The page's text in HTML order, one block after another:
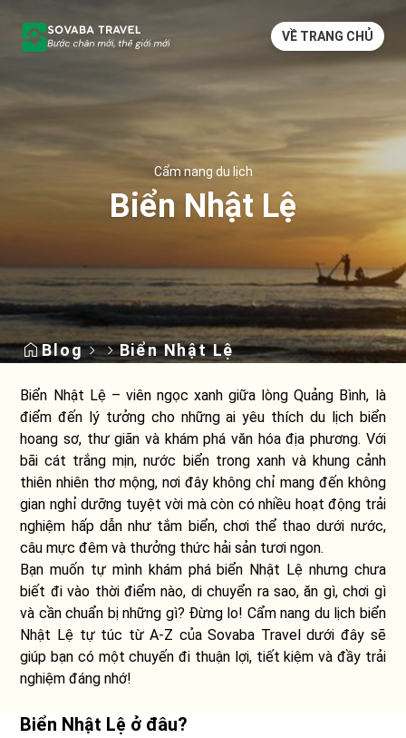
VỀ TRANG CHỦ
Cẩm nang du lịch
Biển Nhật Lệ
Blog Biển Nhật Lệ
Biển Nhật Lệ – viên ngọc xanh giữa lòng Quảng Bình, là
điểm đến lý tưởng cho những ai yêu thích du lịch biển
hoang sơ, thư giãn và khám phá văn hóa địa phương. Với
bãi cát trắng mịn, nước biển trong xanh và khung cảnh
thiên nhiên thơ mộng, nơi đây không chỉ mang đến không
gian nghỉ dưỡng tuyệt vời mà còn có nhiều hoạt động trải
nghiệm hấp dẫn như tắm biển, chơi thể thao dưới nước,
câu mực đêm và thưởng thức hải sản tươi ngon.
Bạn muốn tự mình khám phá biển Nhật Lệ nhưng chưa
biết đi vào thời điểm nào, di chuyển ra sao, ăn gì, chơi gì
và cần chuẩn bị những gì? Đừng lo! Cẩm nang du lịch biển
Nhật Lệ tự túc từ A-Z của Sovaba Travel dưới đây sẽ
giúp bạn có một chuyến đi thuận lợi, tiết kiệm và đầy trải
nghiệm đáng nhớ!
Biển Nhật Lệ ở đâu?